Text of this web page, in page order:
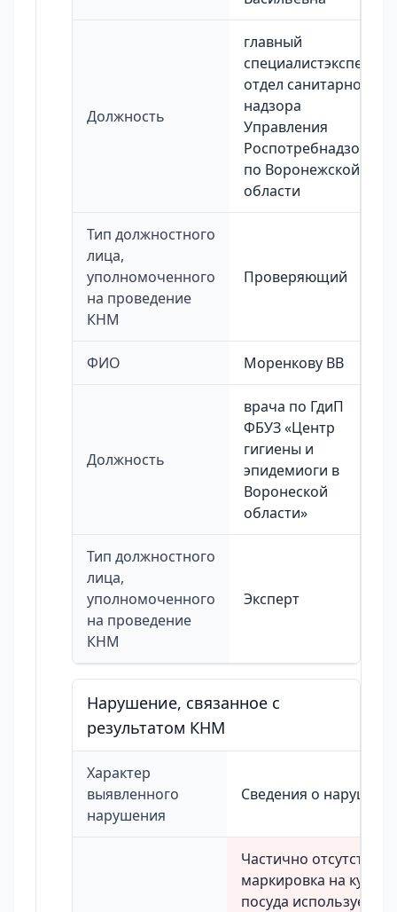
Должность
главный
специалистэксперт
отдел санитарного
надзора
Управления
Роспотребнадзора
по Воронежской
области
Тип должностного
лица,
уполномоченного
на проведение
КНМ
Проверяющий
ФИО Моренкову ВВ
Должность
врача по ГдиП
ФБУЗ «Центр
гигиены и
эпидемиоги в
Воронеской
области»
Тип должностного
лица,
уполномоченного
на проведение
КНМ
Эксперт
Нарушение, связанное с
результатом КНМ
Характер
выявленного
нарушения
Сведения о
Частично отсутствует
маркировка на
посуда используется